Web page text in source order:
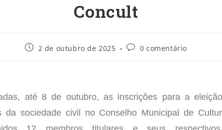
Concult
2 de outubro de 2025 0 comentário
até 8 de outubro, as inscrições para a
da sociedade civil no Conselho Municipal de